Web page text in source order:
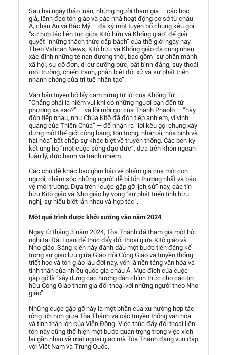
Sau hai ngày thảo luận, những người tham gia — các học
giả, lãnh đạo tôn giáo và các nhà hoạt động cơ sở từ châu
Á, châu Âu và Bắc Mỹ — đã ký một tuyên bố chung kêu gọi
“sự hợp tác liên tục giữa Kitô hữu và Khổng giáo” để giải
quyết “những thách thức cấp bách” của thế giới ngày nay.
Theo Vatican News, Kitô hữu và Khổng giáo đã cùng nhau
xác định những tệ nạn đương thời, bao gồm “sự phân mảnh
xã hội, sự cô đơn, di cư cưỡng bức, bất bình đẳng, suy thoái
môi trường, chiến tranh, phân biệt đối xử và sự phát triển
nhanh chóng của trí tuệ nhân tạo”.
Văn bản tuyên bố lấy cảm hứng từ lời của Khổng Tử —
“Chẳng phải là niềm vui khi có những người bạn đến từ
phương xa sao?” — và lời mời gọi của Thánh Phaolô — “hãy
đón tiếp nhau, như Chúa Kitô đã đón tiếp anh em, vì vinh
quang của Thiên Chúa” — để nhận ra “lời kêu gọi chung xây
dựng một thế giới công bằng, tôn trọng, nhân ái, hòa bình và
hài hòa” bất chấp sự khác biệt về truyền thống. Các bên ký
kết ủng hộ “một cuộc sống đạo đức”, dựa trên khôn ngoan
luân lý, đức hạnh và trách nhiệm.
Các chủ đề khác bao gồm bảo vệ phẩm giá của mỗi con
người, chăm sóc những người dễ bị tổn thương nhất và bảo
vệ môi trường. Dựa trên “cuộc gặp gỡ lịch sử” này, các tín
hữu Kitô giáo và Nho giáo hy vọng “sự phát triển tình hữu
nghị, sự hiểu biết lẫn nhau và hợp tác”.
Một quá trình được khởi xướng vào năm 2024
Ngay từ tháng 3 năm 2024, Tòa Thánh đã tham gia một hội
nghị tại Đài Loan để thúc đẩy đối thoại giữa Kitô giáo và
Nho giáo. Sáng kiến này đánh dấu một bước tiến đáng kể
trong sự giao lưu giữa Giáo Hội Công Giáo và truyền thống
triết học và tôn giáo lâu đời này, vốn là nền tảng văn hóa và
tinh thần của nhiều quốc gia châu Á. Mục đích của cuộc
gặp gỡ là “xây dựng các hướng dẫn chính thức cho các tín
hữu Công Giáo tham gia đối thoại với những người theo Nho
giáo”.
Những cuộc gặp gỡ này là một phần của xu hướng hợp tác
rộng lớn hơn giữa Tòa Thánh và các truyền thống văn hóa
và tinh thần lớn của Viễn Đông. Việc thúc đẩy đối thoại liên
tôn này cũng thể hiện một bước quan trọng trong việc xích
lại gần nhau về mặt ngoại giao mà Tòa Thánh đang vun đắp
với Việt Nam và Trung Quốc.